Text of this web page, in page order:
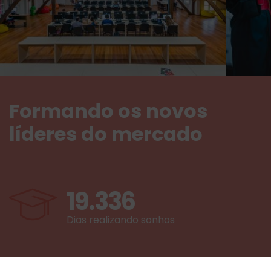
Formando os novos
líderes do mercado
19.336
Dias realizando sonhos